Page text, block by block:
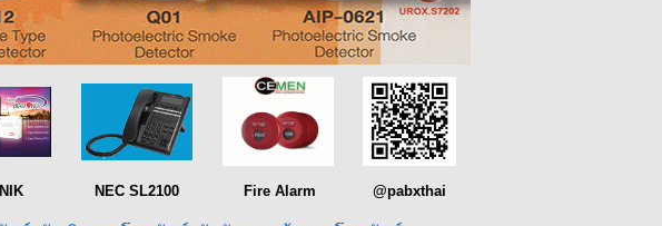
NEC SL2100 Fire Alarm @pabxthai